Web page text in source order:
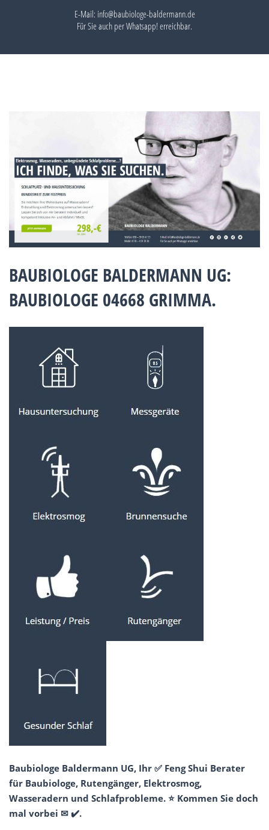
E-Mail: info@baubiologe-baldermann.de
Für Sie auch perWhatsapp!erreichbar.
BAUBIOLOGE BALDERMANN UG:
BAUBIOLOGE 04668 GRIMMA.
Baubiologe Baldermann UG, Ihr ✅ Feng Shui Berater
für Baubiologe, Rutengänger, Elektrosmog,
Wasseradern und Schlafprobleme. ⭐ Kommen Sie doch
mal vorbei ✉ ✔️.